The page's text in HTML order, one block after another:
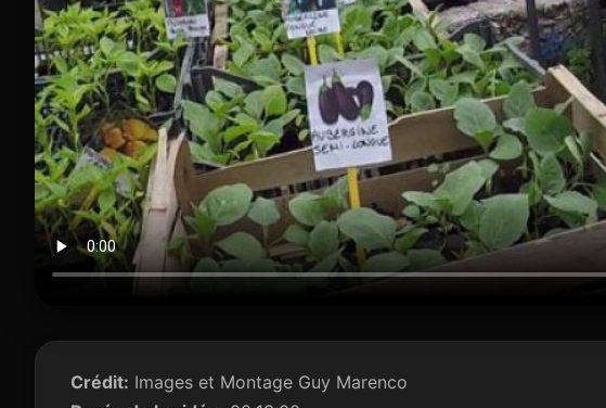
Crédit: Images et Montage Guy Marenco